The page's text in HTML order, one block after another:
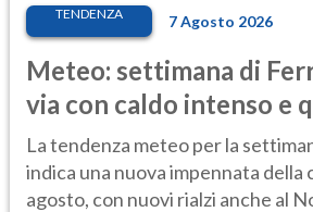
TENDENZA 7 Agosto 2026
Meteo: settimana di
via con caldo intenso e
temporale
La tendenza meteo per la
indica una nuova impennata della
agosto, con nuovi rialzi anche al